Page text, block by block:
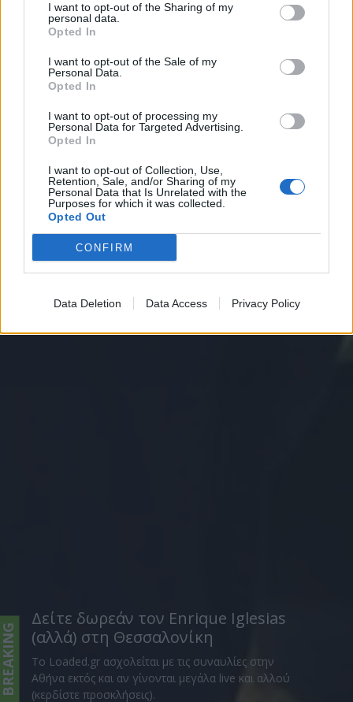
I want to opt-out of the Sharing of my
personal data.
Opted In
I want to opt-out of the Sale of my
Personal Data.
Opted In
I want to opt-out of processing my
Personal Data for Targeted Advertising.
Opted In
I want to opt-out of Collection, Use,
Retention, Sale, and/or Sharing of my
Personal Data that Is Unrelated with the
Purposes for which it was collected.
Opted Out
CONFIRM
Data Deletion Data Access Privacy Policy
Δείτε δωρεάν τον Enrique Iglesias
(αλλά) στη Θεσσαλονίκη
Το Loaded.gr ασχολείται με τις συναυλίες στην
Αθήνα εκτός και αν γίνονται μεγάλα live και αλλού
(κερδίστε προσκλήσεις).